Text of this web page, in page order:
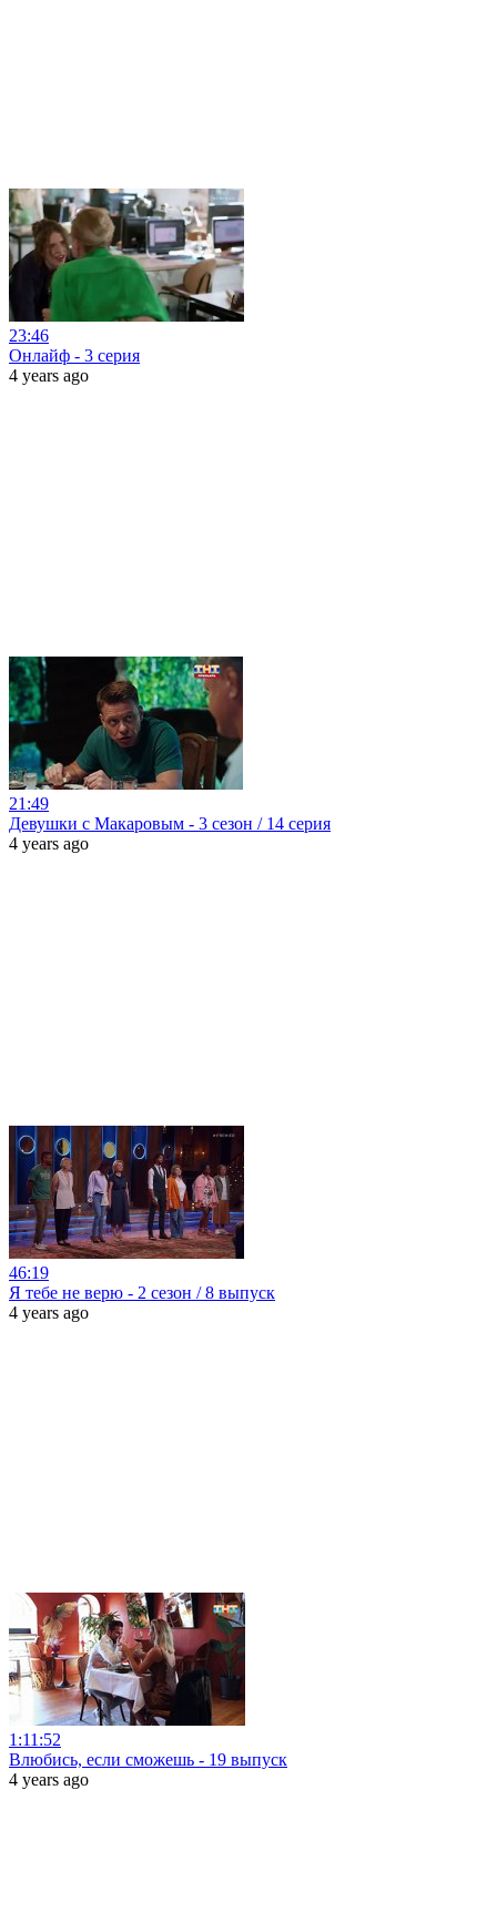
23:46
Онлайф - 3 серия
4 years ago
21:49
Девушки с Макаровым - 3 сезон / 14 серия
4 years ago
46:19
Я тебе не верю - 2 сезон / 8 выпуск
4 years ago
1:11:52
Влюбись, если сможешь - 19 выпуск
4 years ago